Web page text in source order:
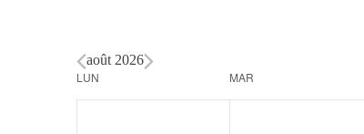
août 2026
Calendar
of
LUN MAR